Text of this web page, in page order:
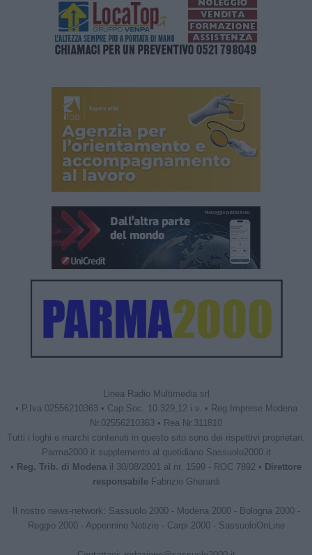
Linea Radio Multimedia srl
• P.Iva 02556210363 • Cap.Soc. 10.329,12 i.v. • Reg.Imprese Modena
Nr.02556210363 • Rea Nr.311810
Tutti i loghi e marchi contenuti in questo sito sono dei rispettivi proprietari.
Parma2000.it supplemento al quotidiano Sassuolo2000.it
• Reg. Trib. di Modena il 30/08/2001 al nr. 1599 - ROC 7892 • Direttore
responsabileFabrizio Gherardi
Il nostro news-network: Sassuolo 2000- Modena 2000- Bologna 2000-
Reggio 2000- Appennino Notizie - Carpi 2000- SassuoloOnLine